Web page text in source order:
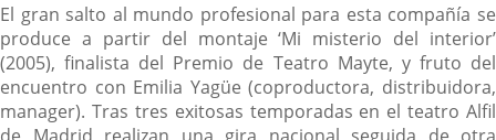
El gran salto al mundo profesional para esta compañía se
produce a partir del montaje ‘Mi misterio del interior’
(2005), finalista del Premio de Teatro Mayte, y fruto del
encuentro con Emilia Yagüe (coproductora, distribuidora,
manager). Tras tres exitosas temporadas en el teatro Alfil